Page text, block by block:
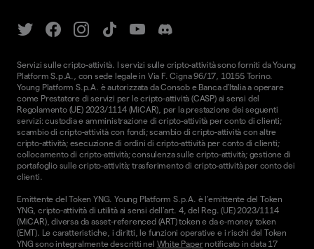
Servizi sulle cripto-attività. I servizi sulle cripto-attività sono forniti da Young
Platform S.p.A., con sede legale in Via F. Cigna 96/17, 10155 Torino.
Young Platform S.p.A. è autorizzata da Consob e Banca d'Italia a operare
come Prestatore di servizi per le cripto-attività (CASP) ai sensi del
Regolamento (UE) 2023/1114 (MiCAR), per la prestazione dei seguenti
servizi: custodia e amministrazione di cripto-attività per conto di clienti;
scambio di cripto-attività con fondi; scambio di cripto-attività con altre
cripto-attività; esecuzione di ordini di cripto-attività per conto di clienti;
collocamento di cripto-attività; consulenza sulle cripto-attività; gestione di
portafoglio sulle cripto-attività; trasferimento di cripto-attività per conto dei
clienti.
Emittente del Token YNG. Young Platform S.p.A. è l'emittente del Token
YNG, cripto-attività di utilità ai sensi dell'art. 4, del Reg. (UE) 2023/1114
(MiCAR), diversa da asset-referenced (ART) token e da e-money token
(EMT). Le caratteristiche, i diritti, le funzioni operative e i rischi del Token
YNG sono integralmente descritti nel White Papernotificato in data 17